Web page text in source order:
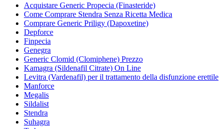
Acquistare Generic Propecia (Finasteride)
Come Comprare Stendra Senza Ricetta Medica
Comprare Generic Priligy (Dapoxetine)
Depforce
Finpecia
Genegra
Generic Clomid (Clomiphene) Prezzo
Kamagra (Sildenafil Citrate) On Line
Levitra (Vardenafil) per il trattamento della disfunzione erettile
Manforce
Megalis
Sildalist
Stendra
Suhagra